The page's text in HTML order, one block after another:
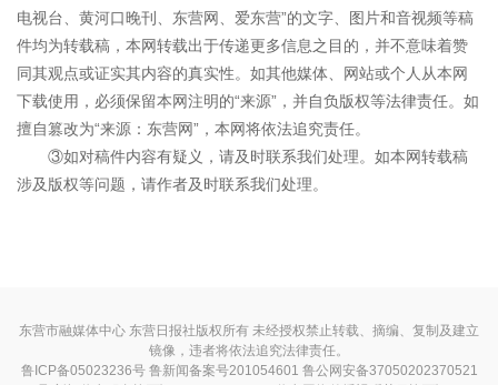
电视台、黄河口晚刊、东营网、爱东营”的文字、图片和音视频等稿
件均为转载稿，本网转载出于传递更多信息之目的，并不意味着赞
同其观点或证实其内容的真实性。如其他媒体、网站或个人从本网
下载使用，必须保留本网注明的“来源”，并自负版权等法律责任。如
擅自篡改为“来源：东营网”，本网将依法追究责任。
③如对稿件内容有疑义，请及时联系我们处理。如本网转载稿
涉及版权等问题，请作者及时联系我们处理。
东营市融媒体中心 东营日报社版权所有 未经授权禁止转载、摘编、复制及建立
镜像，违者将依法追究法律责任。
鲁ICP备05023236号鲁新闻备案号201054601 鲁公网安备37050202370521